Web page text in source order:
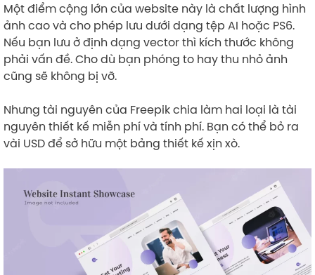
Một điểm cộng lớn của website này là chất lượng hình
ảnh cao và cho phép lưu dưới dạng tệp AI hoặc PS6.
Nếu bạn lưu ở định dạng vector thì kích thước không
phải vấn đề. Cho dù bạn phóng to hay thu nhỏ ảnh
cũng sẽ không bị vỡ.
Nhưng tài nguyên của Freepik chia làm hai loại là tài
nguyên thiết kế miễn phí và tính phí. Bạn có thể bỏ ra
vài USD để sở hữu một bảng thiết kế xịn xò.